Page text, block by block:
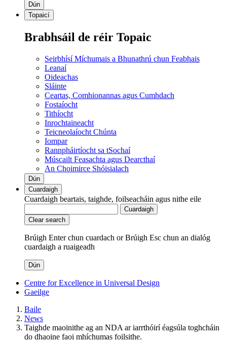
Dún
Topaicí
Brabhsáil de réir Topaic
Seirbhísí Míchumais a Bhunathrú chun Feabhais
Leanaí
Oideachas
Sláinte
Ceartas, Comhionannas agus Cumhdach
Fostaíocht
Tithíocht
Inrochtaineacht
Teicneolaíocht Chúnta
Iompar
Rannpháirtíocht sa tSochaí
Múscailt Feasachta agus Dearcthaí
An Choimirce Shóisialach
Dún
Cuardaigh
Cuardaigh beartais, taighde, foilseacháin agus nithe eile
Cuardaigh
Clear search
Brúigh Enter chun cuardach orBrúigh Esc chun an dialóg
cuardaigh a ruaigeadh
Dún
Centre for Excellence in Universal Design
Gaeilge
Baile
News
Taighde maoinithe ag an NDA ar iarrthóirí éagsúla toghcháin
do dhaoine faoi mhíchumas foilsithe.